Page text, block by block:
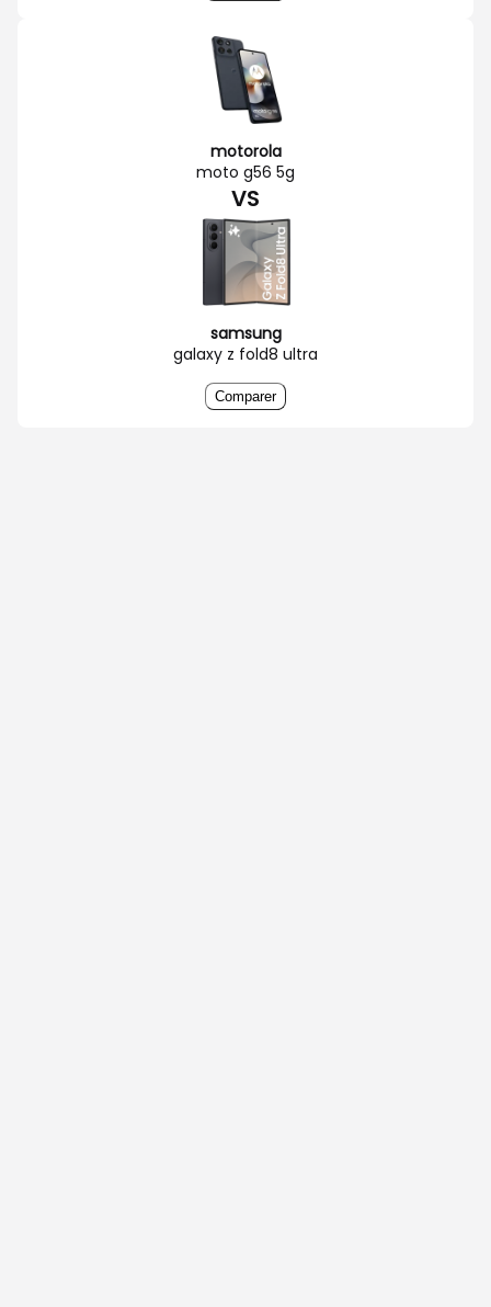
motorola
moto g56 5g
VS
samsung
galaxy z fold8 ultra
Comparer